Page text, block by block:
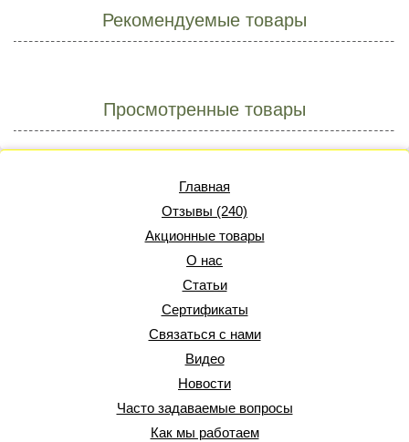
Рекомендуемые товары
Просмотренные товары
Главная
Отзывы (240)
Акционные товары
О нас
Статьи
Сертификаты
Связаться с нами
Видео
Новости
Часто задаваемые вопросы
Как мы работаем